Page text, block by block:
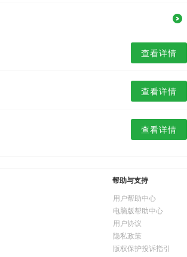
查看详情
查看详情
查看详情
帮助与支持
用户帮助中心
电脑版帮助中心
用户协议
隐私政策
版权保护投诉指引